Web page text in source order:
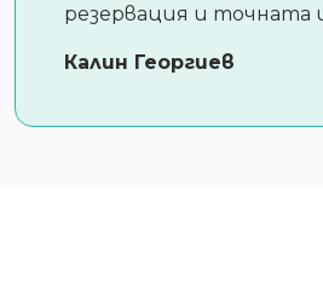
резервация и точната
Калин Георгиев